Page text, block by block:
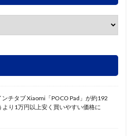
チタブ Xiaomi「POCO Pad」が約192
より1万円以上安く買いやすい価格に